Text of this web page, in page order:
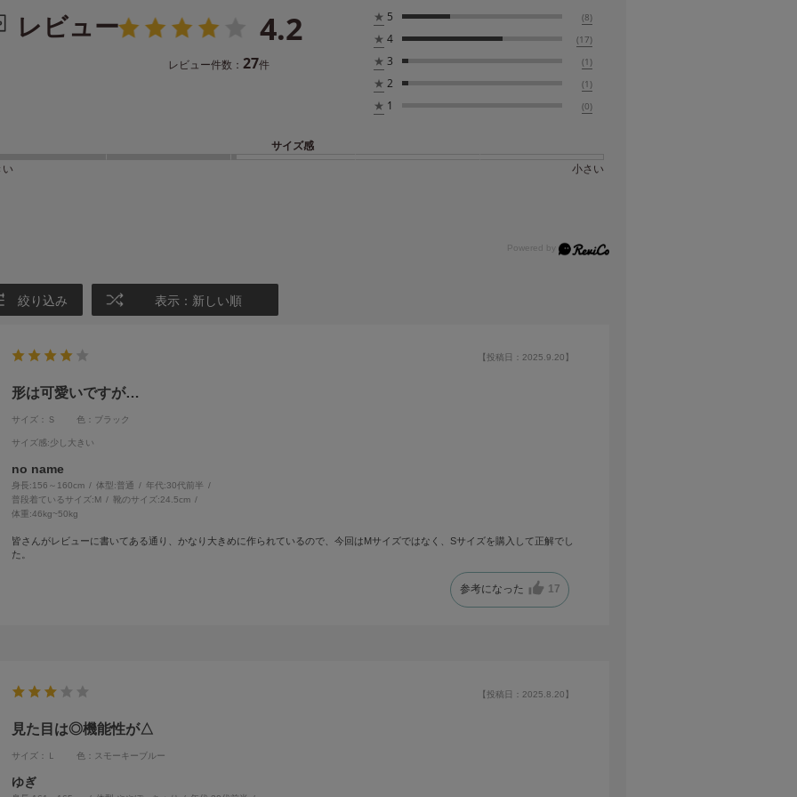
レビュー 4.2
レビュー件数： 27件
★ 5 (8)
★ 4 (17)
★ 3 (1)
★ 2 (1)
★ 1 (0)
サイズ感
小さい
絞り込み 表示：新しい順
【投稿日：2025.9.20】
形は可愛いですが…
サイズ：Ｓ 色：ブラック
サイズ感:少し大きい
no name
身長:156～160cm 体型: 普通 年代:30代前半
普段着ているサイズ:M 靴のサイズ:24.5cm
体重:46kg~50kg
皆さんがレビューに書いてある通り、かなり大きめに作られているので、今回はMサイズではなく、Sサイズを購入して正解でし
た。
参考になった 17
【投稿日：2025.8.20】
見た目は◎機能性が△
サイズ：Ｌ 色：スモーキーブルー
ゆぎ